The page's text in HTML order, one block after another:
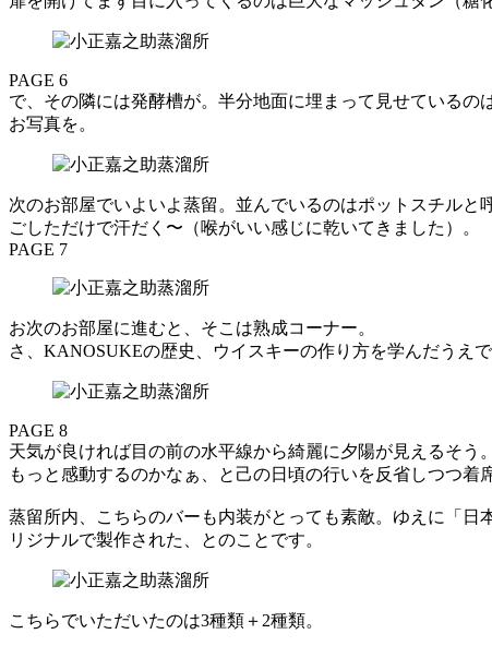
PAGE 6
で、その隣には発酵槽が。半分地面に埋まって見せている
お写真を。
次のお部屋でいよいよ蒸留。並んでいるのはポットスチル
ごしただけで汗だく〜（喉がいい感じに乾いてきました）。
PAGE 7
お次のお部屋に進むと、そこは熟成コーナー。
さ、KANOSUKEの歴史、ウイスキーの作り方を学んだうえ
PAGE 8
天気が良ければ目の前の水平線から綺麗に夕陽が見えるそ
もっと感動するのかなぁ、と己の日頃の行いを反省しつつ着席
蒸留所内、こちらのバーも内装がとっても素敵。ゆえに「
リジナルで製作された、とのことです。
こちらでいただいたのは3種類＋2種類。